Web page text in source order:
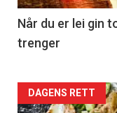
Når du er lei gin
trenger
Forsiden
DAGENS RETT